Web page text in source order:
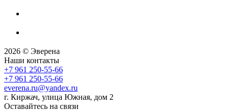
2026 © Эверена
Наши контакты
+7 961 250-55-66
+7 961 250-55-66
everena.ru@yandex.ru
г. Киржач, улица Южная, дом 2
Оставайтесь на связи